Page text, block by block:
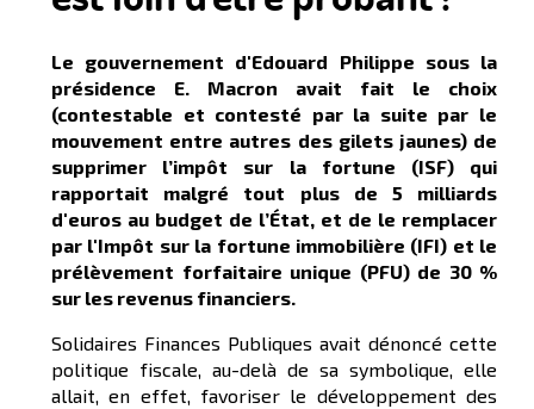
Le gouvernement d'Edouard Philippe sous la
présidence E. Macron avait fait le choix
(contestable et contesté par la suite par le
mouvement entre autres des gilets jaunes) de
supprimer l’impôt sur la fortune (ISF) qui
rapportait malgré tout plus de 5 milliards
d'euros au budget de l’État, et de le remplacer
par l'Impôt sur la fortune immobilière (IFI) et le
prélèvement forfaitaire unique (PFU) de 30 %
sur les revenus financiers.
Solidaires Finances Publiques avait dénoncé cette
politique fiscale, au-delà de sa symbolique, elle
allait, en effet, favoriser le développement des